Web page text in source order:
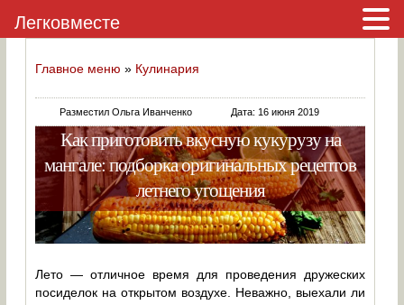
Главное меню » Кулинария
Разместил Ольга Иванченко Дата: 16 июня 2019
Как приготовить вкусную кукурузу на
мангале: подборка оригинальных рецептов
летнего угощения
Лето — отличное время для проведения дружеских
посиделок на открытом воздухе. Неважно, выехали ли
Легковместе